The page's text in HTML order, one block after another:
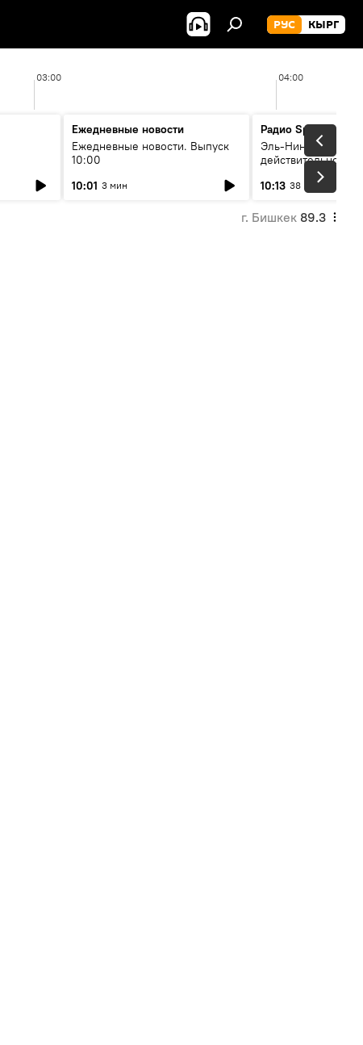
РУС КЫРГ
03:00 04:00
Ежедневные новости
Ежедневные новости. Выпуск
10:00
10:01 3 мин
Радио Sputnik
Эль-Ниньо, жара и
действительно
погоду в
10:13 38 мин
г. Бишкек 89.3